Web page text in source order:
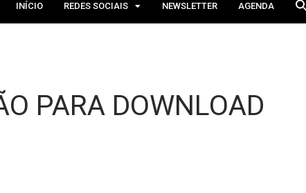
INÍCIO REDES SOCIAIS NEWSLETTER AGENDA
PARA DOWNLOAD